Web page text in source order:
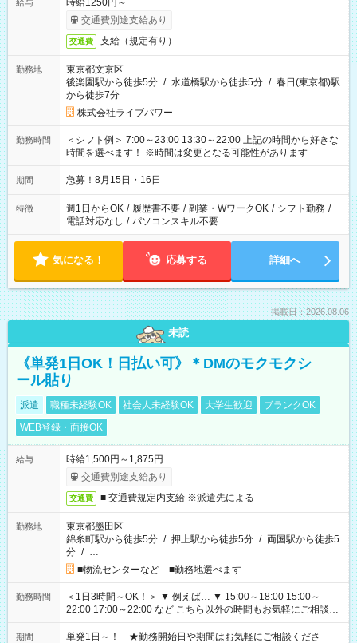
給与
時給1250円～
交通費別途支給あり
交通費 支給（規定有り）
勤務地
東京都文京区
後楽園駅から徒歩5分 / 水道橋駅から徒歩5分 / 春日(東京都)駅
から徒歩7分
株式会社ライブパワー
勤務時間
＜シフト例＞ 7:00～23:00 13:30～22:00 上記の時間から好きな
時間を選べます！ ※時間は変更となる可能性があります
期間 急募！8月15日・16日
特徴 週1日からOK / 履歴書不要 / 副業・WワークOK / シフト勤務 /
電話対応なし / パソコンスキル不要
気になる！ 応募する 詳細へ
掲載日：2026.08.06
未読
《単発1日OK！日払い可》＊DMのモクモクシ
ール貼り
派遣 職種未経験OK 社会人未経験OK 大学生歓迎
ブランクOK
WEB登録・面接OK
給与
時給1,500円～1,875円
交通費別途支給あり
交通費 ■ 交通費規定内支給 ※派遣先による
勤務地
東京都墨田区
錦糸町駅から徒歩5分 / 押上駅から徒歩5分 / 両国駅から徒歩5
分 / …
■物流センターなど ■勤務地選べます
勤務時間
＜1日3時間～OK！＞ ▼ 例えば… ▼ 15:00～18:00 15:00～
22:00 17:00～22:00 など こちら以外の時間もお気軽にご相談く
ださい！
期間
単発1日～！ ★勤務開始日や期間はお気軽にご相談くださ